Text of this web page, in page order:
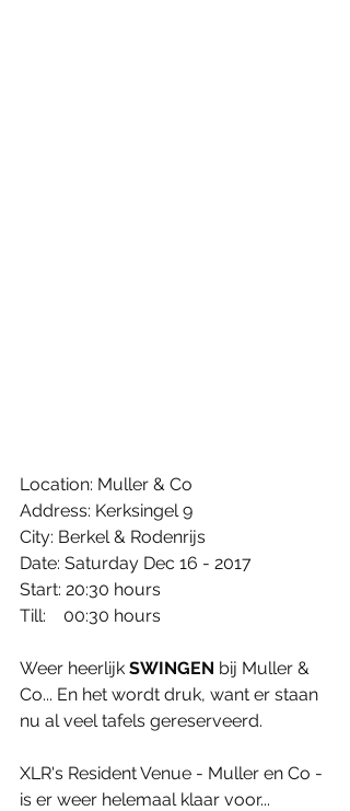
Location: Muller & Co
Address: Kerksingel 9
City: Berkel & Rodenrijs
Date: Saturday Dec 16 - 2017
Start: 20:30 hours
Till:    00:30 hours
Weer heerlijk SWINGEN bij Muller &
Co... En het wordt druk, want er staan
nu al veel tafels gereserveerd.
XLR's Resident Venue - Muller en Co -
is er weer helemaal klaar voor...